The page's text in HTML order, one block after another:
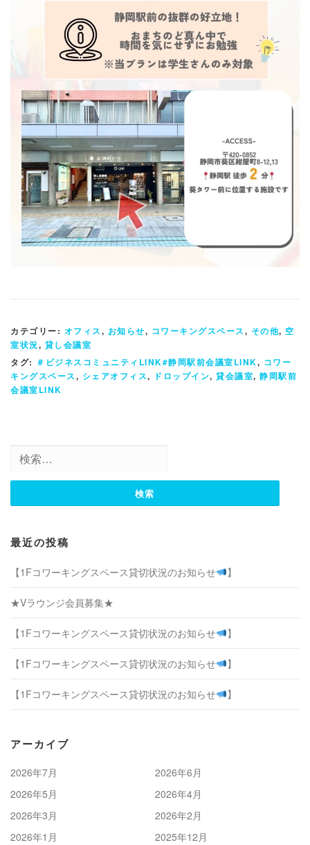
カテゴリー: オフィス, お知らせ, コワーキングスペース, その他, 空
室状況, 貸し会議室
タグ: ＃ビジネスコミュニティLINK#静岡駅前会議室LINK, コワー
キングスペース, シェアオフィス, ドロップイン, 貸会議室, 静岡駅前
会議室LINK
索:
最近の投稿
【1Fコワーキングスペース貸切状況のお知らせ 】
★Vラウンジ会員募集★
【1Fコワーキングスペース貸切状況のお知らせ 】
【1Fコワーキングスペース貸切状況のお知らせ 】
【1Fコワーキングスペース貸切状況のお知らせ 】
アーカイブ
2026年7月
2026年6月
2026年5月
2026年4月
2026年3月
2026年2月
2026年1月
2025年12月